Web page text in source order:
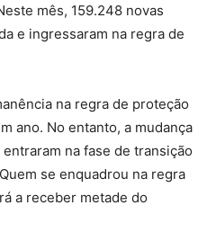
mês, 159.248 novas
e ingressaram na regra de
na regra de proteção
ano. No entanto, a mudança
na fase de transição
se enquadrou na regra
a receber metade do